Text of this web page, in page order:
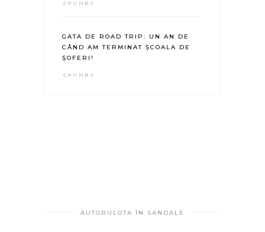
CRUMBS
GATA DE ROAD TRIP: UN AN DE
CÂND AM TERMINAT ȘCOALA DE
ȘOFERI!
CRUMBS
AUTORULOTA ÎN SANDALE